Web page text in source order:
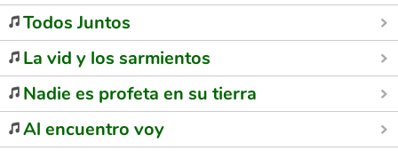
Todos Juntos
La vid y los sarmientos
Nadie es profeta en su tierra
Al encuentro voy